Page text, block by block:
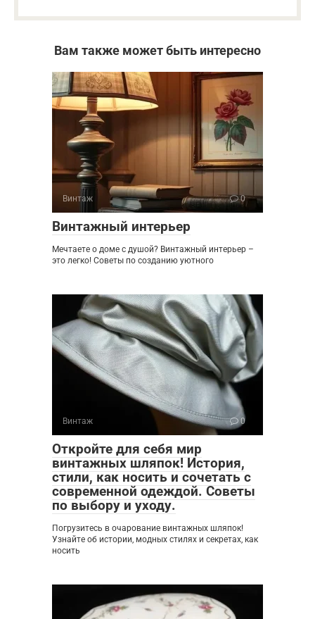
Вам также может быть интересно
Винтаж 0
Винтажный интерьер
Мечтаете о доме с душой? Винтажный интерьер –
это легко! Советы по созданию уютного
Винтаж 0
Откройте для себя мир
винтажных шляпок! История,
стили, как носить и сочетать с
современной одеждой. Советы
по выбору и уходу.
Погрузитесь в очарование винтажных шляпок!
Узнайте об истории, модных стилях и секретах, как
носить